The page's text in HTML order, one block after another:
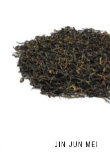
JIN JUN MEI